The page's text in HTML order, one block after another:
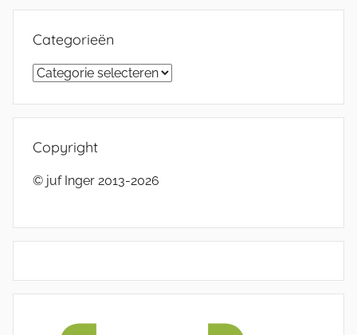
Categorieën
Categorieën
Copyright
© juf Inger 2013-2026